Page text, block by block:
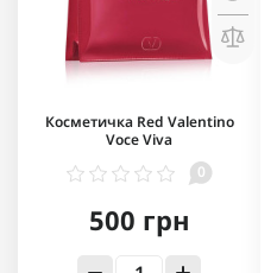
Косметичка Red Valentino
Voce Viva
0
500 грн